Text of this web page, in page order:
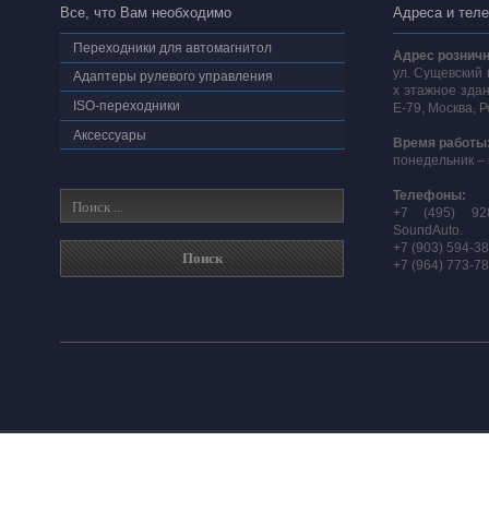
Все, что Вам необходимо
Переходники для автомагнитол
Адаптеры рулевого управления
ISO-переходники
Аксессуары
Адреса и
Адрес
ул. Сущевский
х этажное
E-79, Москва,
Время
понедельник –
Телефоны:
+7 (495)
SoundAuto.
+7 (903) 594-
+7 (964) 773-